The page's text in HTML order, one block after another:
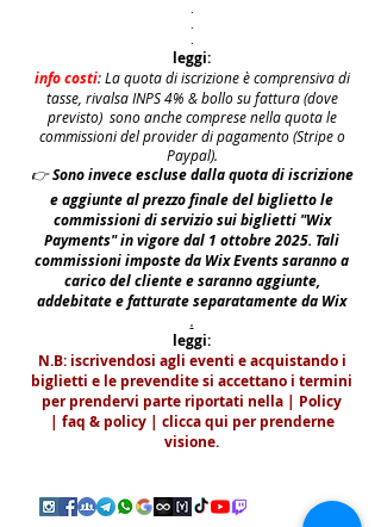
.
.
.
leggi:
info costi: La quota di iscrizione è comprensiva di
tasse, rivalsa INPS 4% & bollo su fattura (dove
previsto) sono anche comprese nella quota le
commissioni del provider di pagamento (Stripe o
Paypal).
👉Sono invece escluse dalla quota di iscrizione
e aggiunte al prezzo finale del biglietto le
commissioni di servizio sui biglietti "Wix
Payments" in vigore dal 1 ottobre 2025. Tali
commissioni imposte da Wix Events saranno a
carico del cliente e saranno aggiunte,
addebitate e fatturate separatamente da Wix
.
leggi:
N.B: iscrivendosi agli eventi e acquistando i
biglietti e le prevendite si accettano i termini
per prendervi parte riportati nella | Policy
| faq & policy | clicca qui per prenderne
visione.